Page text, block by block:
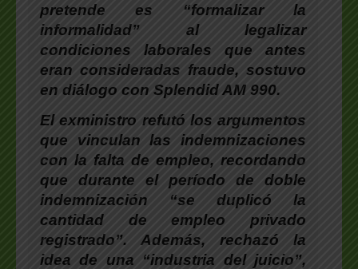
pretende es “formalizar la
informalidad” al legalizar
condiciones laborales que antes
eran consideradas fraude, sostuvo
en diálogo con Splendid AM 990.
El exministro refutó los argumentos
que vinculan las indemnizaciones
con la falta de empleo, recordando
que durante el período de doble
indemnización “se duplicó la
cantidad de empleo privado
registrado”. Además, rechazó la
idea de una “industria del juicio”,